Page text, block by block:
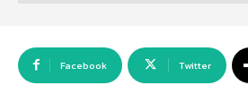
Facebook Twitter